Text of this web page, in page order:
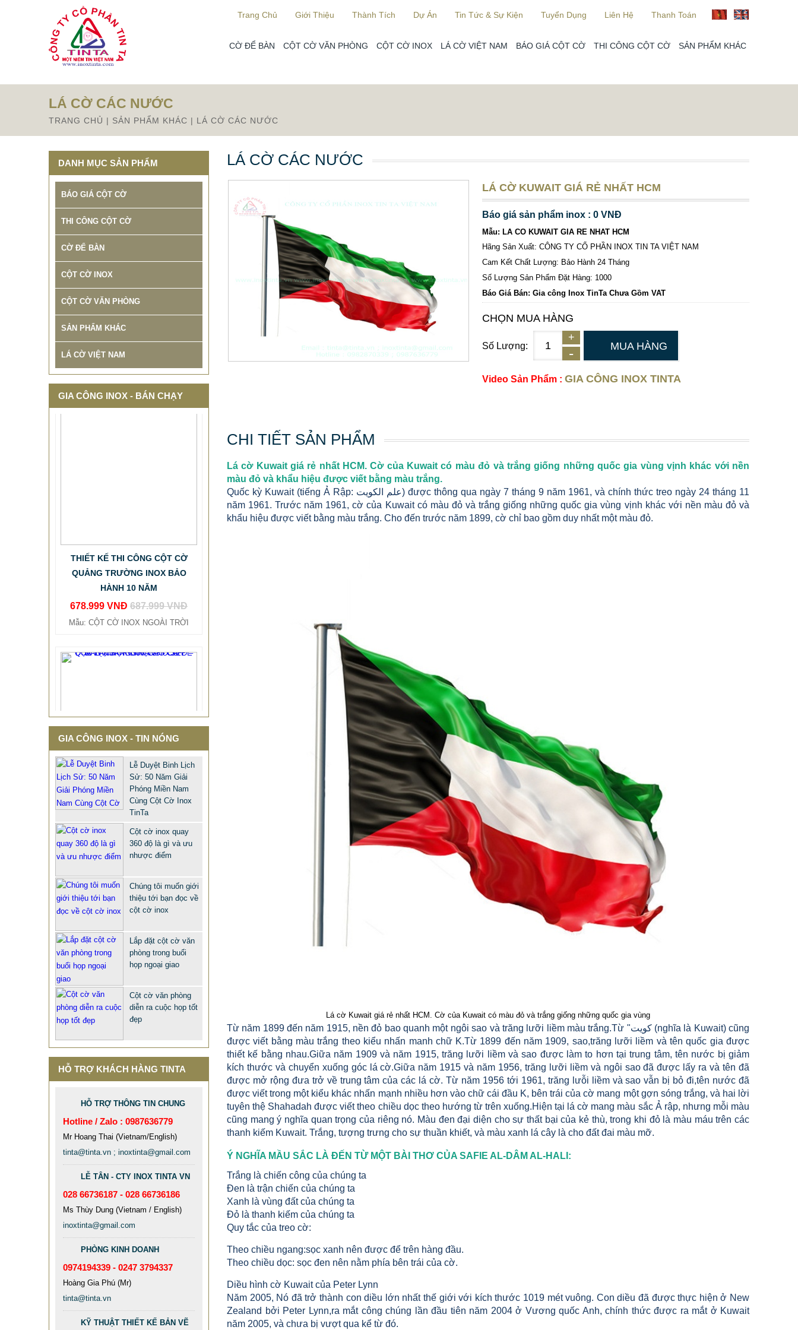
Trang Chủ Giới Thiệu Thành Tích Dự Án Tin Tức & Sự Kiện Tuyển Dụng Liên Hệ Thanh Toán
CỜ ĐỂ BÀN CỘT CỜ VĂN PHÒNG CỘT CỜ INOX LÁ CỜ VIỆT NAM BÁO GIÁ CỘT CỜ THI CÔNG CỘT CỜ SẢN PHẨM KHÁC
Từ mục này trở xuống là mã nguồn Zalo
LÁ CỜ CÁC NƯỚC
TRANG CHỦ | SẢN PHẨM KHÁC | LÁ CỜ CÁC NƯỚC
LÁ CỜ CÁC NƯỚC
LÁ CỜ KUWAIT GIÁ RẺ NHẤT HCM
Báo giá sản phẩm inox : 0 VNĐ
Mẫu: LA CO KUWAIT GIA RE NHAT HCM
Hãng Sản Xuất: CÔNG TY CỔ PHẦN INOX TIN TA VIỆT NAM
Cam Kết Chất Lượng: Bảo Hành 24 Tháng
Số Lượng Sản Phẩm Đặt Hàng: 1000
Báo Giá Bán: Gia công Inox TinTa Chưa Gồm VAT
CHỌN MUA HÀNG
Số Lượng: MUA HÀNG
Video Sản Phẩm : GIA CÔNG INOX TINTA
CHI TIẾT SẢN PHẨM
Lá cờ Kuwait giá rẻ nhất HCM. Cờ của Kuwait có màu đỏ và trắng giống những quốc gia vùng vịnh khác với nền
màu đỏ và khẩu hiệu được viết bằng màu trắng.
Quốc kỳ Kuwait (tiếng Ả Rập: علم الكويت‎) được thông qua ngày 7 tháng 9 năm 1961, và chính thức treo ngày 24 tháng 11
năm 1961. Trước năm 1961, cờ của Kuwait có màu đỏ và trắng giống những quốc gia vùng vịnh khác với nền màu đỏ và
khẩu hiệu được viết bằng màu trắng. Cho đến trước năm 1899, cờ chỉ bao gồm duy nhất một màu đỏ.
Lá cờ Kuwait giá rẻ nhất HCM. Cờ của Kuwait có màu đỏ và trắng giống những quốc gia vùng
Từ năm 1899 đến năm 1915, nền đỏ bao quanh một ngôi sao và trăng lưỡi liềm màu trắng.Từ "كويت (nghĩa là Kuwait) cũng
được viết bằng màu trắng theo kiểu nhấn manh chữ K.Từ 1899 đến năm 1909, sao,trăng lưỡi liềm và tên quốc gia được
thiết kế bằng nhau.Giữa năm 1909 và năm 1915, trăng lưỡi liềm và sao được làm to hơn tại trung tâm, tên nước bị giảm
kích thước và chuyển xuống góc lá cờ.Giữa năm 1915 và năm 1956, trăng lưỡi liềm và ngôi sao đã được lấy ra và tên đã
được mở rộng đưa trở về trung tâm của các lá cờ. Từ năm 1956 tới 1961, trăng lưỗi liềm và sao vẫn bị bỏ đi,tên nước đã
được viết trong một kiểu khác nhấn mạnh nhiều hơn vào chữ cái đầu K, bên trái của cờ mang một gợn sóng trắng, và hai lời
tuyên thệ Shahadah được viết theo chiều dọc theo hướng từ trên xuống.Hiện tại lá cờ mang màu sắc Ả rập, nhưng mỗi màu
cũng mang ý nghĩa quan trọng của riêng nó. Màu đen đại diện cho sự thất bại của kẻ thù, trong khi đỏ là màu máu trên các
thanh kiếm Kuwait. Trắng, tượng trưng cho sự thuần khiết, và màu xanh lá cây là cho đất đai màu mỡ.
Ý NGHĨA MẦU SẮC LÀ ĐẾN TỪ MỘT BÀI THƠ CỦA SAFIE AL-DÂM AL-HALI:
Trắng là chiến công của chúng ta
Đen là trận chiến của chúng ta
Xanh là vùng đất của chúng ta
Đỏ là thanh kiếm của chúng ta
Quy tắc của treo cờ:
Theo chiều ngang:sọc xanh nên được để trên hàng đầu.
Theo chiều dọc: sọc đen nên nằm phía bên trái của cờ.
Diều hình cờ Kuwait của Peter Lynn
Năm 2005, Nó đã trở thành con diều lớn nhất thế giới với kích thước 1019 mét vuông. Con diều đã được thực hiện ở New
Zealand bởi Peter Lynn,ra mắt công chúng lần đầu tiên năm 2004 ở Vương quốc Anh, chính thức được ra mắt ở Kuwait
năm 2005, và chưa bị vượt qua kể từ đó.
DANH MỤC SẢN PHẨM
BÁO GIÁ CỘT CỜ
THI CÔNG CỘT CỜ
CỜ ĐỂ BÀN
CỘT CỜ INOX
CỘT CỜ VĂN PHÒNG
SẢN PHẨM KHÁC
LÁ CỜ VIỆT NAM
GIA CÔNG INOX - BÁN CHẠY
QUẢNG TRƯỜNG INOX BẢO
HÀNH 10 NĂM
678.999 VNĐ687.999 VNĐ
Mẫu: CỘT CỜ INOX NGOÀI TRỜI
QUÀ TẶNG Ý NGHĨA CHO SẾP –
ĐỘC LẠ, SANG TRỌNG - CỜ ĐỂ
BÀN & HỘP BÚT CAO CẤP
2.968.680 VNĐ
Mẫu: QUA TANG Y NGHIA CHO SEP
GIA CÔNG INOX - TIN NÓNG
Lễ Duyệt Binh Lịch
Sử: 50 Năm Giải
Phóng Miền Nam
Cùng Cột Cờ Inox
TinTa
Cột cờ inox quay
360 độ là gì và ưu
nhược điểm
Chúng tôi muốn giới
thiệu tới bạn đọc về
cột cờ inox
Lắp đặt cột cờ văn
phòng trong buổi
họp ngoại giao
Cột cờ văn phòng
diễn ra cuộc họp tốt
đẹp
HỖ TRỢ KHÁCH HÀNG TINTA
HỖ TRỢ THÔNG TIN CHUNG
Hotline / Zalo : 0987636779
Mr Hoang Thai (Vietnam/English)
tinta@tinta.vn ; inoxtinta@gmail.com
LỄ TÂN - CTY INOX TINTA VN
028 66736187 - 028 66736186
Ms Thùy Dung (Vietnam / English)
inoxtinta@gmail.com
PHÒNG KINH DOANH
0974194339 - 0247 3794337
Hoàng Gia Phú (Mr)
tinta@tinta.vn
KỸ THUẬT THIẾT KẾ BẢN VẼ